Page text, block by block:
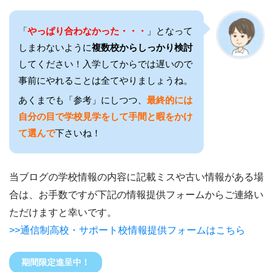
「やっぱり合わなかった・・・ 」となって
しまわないように複数校からしっかり検討
してください！入学してからでは遅いので
事前にやれることは全てやりましょうね。
あくまでも「参考」にしつつ、 最終的には
自分の目で学校見学をして手間と暇をかけ
て選んで下さいね！
当ブログの学校情報の内容に記載ミスや古い情報がある場
合は、お手数ですが下記の情報提供フォームからご連絡い
ただけますと幸いです。
>>通信制高校・サポート校情報提供フォームはこちら
期間限定進呈中！